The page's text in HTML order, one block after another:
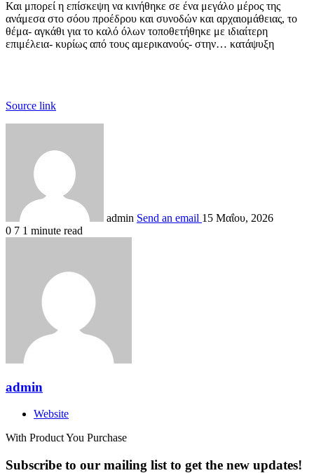
Και μπορεί η επίσκεψη να κινήθηκε σε ένα μεγάλο μέρος της
ανάμεσα στο σόου προέδρου και συνοδών και αρχαιομάθειας, το
θέμα- αγκάθι για το καλό όλων τοποθετήθηκε με ιδιαίτερη
επιμέλεια- κυρίως από τους αμερικανούς- στην… κατάψυξη
Source link
admin Send an email 15 Μαΐου, 2026
0 7 1 minute read
admin
Website
With Product You Purchase
Subscribe to our mailing list to get the new updates!